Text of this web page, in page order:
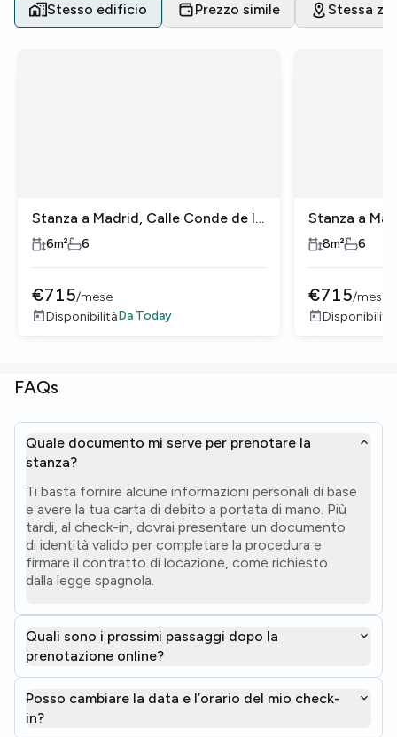
Stesso edificio Prezzo simile Stessa
Stanza a Madrid, Calle Conde de la
Cimera
6m² 6
€715/mese
DisponibilitàDa Today
Stanza a
Cimera
8m² 6
€715/mese
Disponibilità
FAQs
Quale documento mi serve per prenotare la
stanza?
Ti basta fornire alcune informazioni personali di base
e avere la tua carta di debito a portata di mano. Più
tardi, al check-in, dovrai presentare un documento
di identità valido per completare la procedura e
firmare il contratto di locazione, come richiesto
dalla legge spagnola.
Quali sono i prossimi passaggi dopo la
prenotazione online?
Posso cambiare la data e l’orario del mio check-
in?